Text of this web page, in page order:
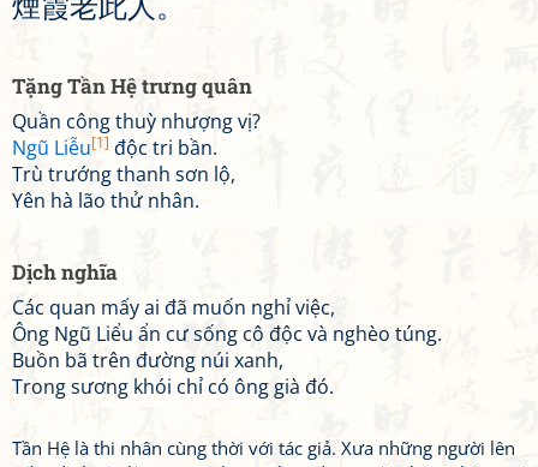
煙霞老此人 。
Tặng Tần Hệ trưng quân
Quần công thuỳ nhượng vị?
Ngũ Liễu[1] độc tri bần.
Trù trướng thanh sơn lộ,
Yên hà lão thử nhân.
Dịch nghĩa
Các quan mấy ai đã muốn nghỉ việc,
Ông Ngũ Liểu ẩn cư sống cô độc và nghèo túng.
Buồn bã trên đường núi xanh,
Trong sương khói chỉ có ông già đó.
Tần Hệ là thi nhân cùng thời với tác giả. Xưa những người lên